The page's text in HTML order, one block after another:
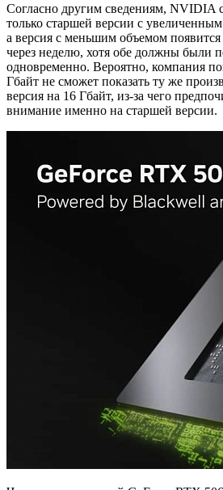
Согласно другим сведениям, NVIDIA
только старшей версии с
а версия с меньшим объемом
через неделю, хотя обе должны были
одновременно. Вероятно, компания
Гбайт не сможет показать ту же
версия на 16 Гбайт, из-за чего
внимание именно на старшей версии.